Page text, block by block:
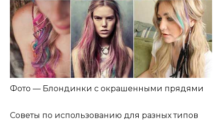
Фото — Блондинки с окрашенными прядями
Советы по использованию для разных типов